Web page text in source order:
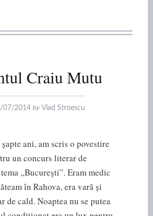
Craiu Mutu
07/2014 by Vlad Stroescu
ani, am scris o povestire
un concurs literar de
„București”. Eram medic
în Rahova, era vară și
de cald. Noaptea nu se putea